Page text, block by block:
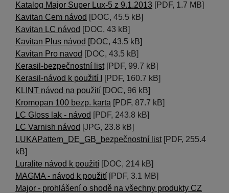
Katalog Major Super Lux-5 z 9.1.2013 [PDF, 1.7 MB]
Kavitan Cem návod [DOC, 45.5 kB]
Kavitan LC návod [DOC, 43 kB]
Kavitan Plus návod [DOC, 43.5 kB]
Kavitan Pro navod [DOC, 43.5 kB]
Kerasil-bezpečnostní list[PDF, 99.7 kB]
Kerasil-návod k použití I
[PDF, 160.7 kB]
KLINT návod na použití [DOC, 96 kB]
Kromopan 100 bezp. karta [PDF, 87.7 kB]
LC Gloss lak - návod [PDF, 243.8 kB]
LC Varnish návod [JPG, 23.8 kB]
LUKAPattern_DE_GB_bezpečnostní list[PDF, 255.4
kB]
Luralite návod k použití [DOC, 214 kB]
MAGMA - návod k použití [PDF, 3.1 MB]
Major - prohlášení o shodě na všechny produkty CZ